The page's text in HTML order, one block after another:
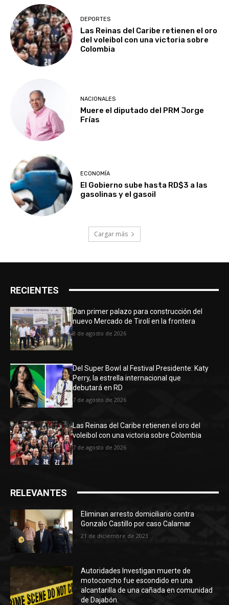
DEPORTES
Las Reinas del Caribe retienen el oro
del voleibol con una victoria sobre
Colombia
NACIONALES
Muere el diputado del PRM Jorge
Frías
ECONOMÍA
El Gobierno sube hasta RD$3 a las
gasolinas y el gasoil
Cargar más
RECIENTES
Dan primer palazo para construcción del
nuevo Mercado de Tirolí en la frontera
8 de agosto de 2026
Del Super Bowl al Festival Presidente: Katy
Perry, la estrella internacional que
debutará en RD
7 de agosto de 2026
Las Reinas del Caribe retienen el oro del
voleibol con una victoria sobre Colombia
7 de agosto de 2026
RELEVANTES
Eliminan arresto domiciliario contra
Gonzalo Castillo por caso Calamar
21 de diciembre de 2023
Autoridades Investigan muerte de
motoconcho fue escondido en una
alcantarilla de una cañada en comunidad
de Dajabón.